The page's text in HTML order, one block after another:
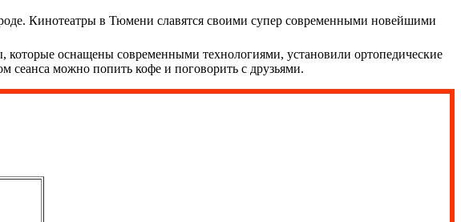
Кинотеатры в Тюмени славятся своими супер современными новейшими
оснащены современными технологиями, установили ортопедические
сеанса можно попить кофе и поговорить с друзьями.